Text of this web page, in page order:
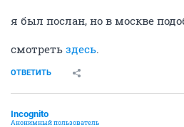
я был послан, но в москве
смотреть здесь.
ОТВЕТИТЬ
Incognito
Анонимный пользователь